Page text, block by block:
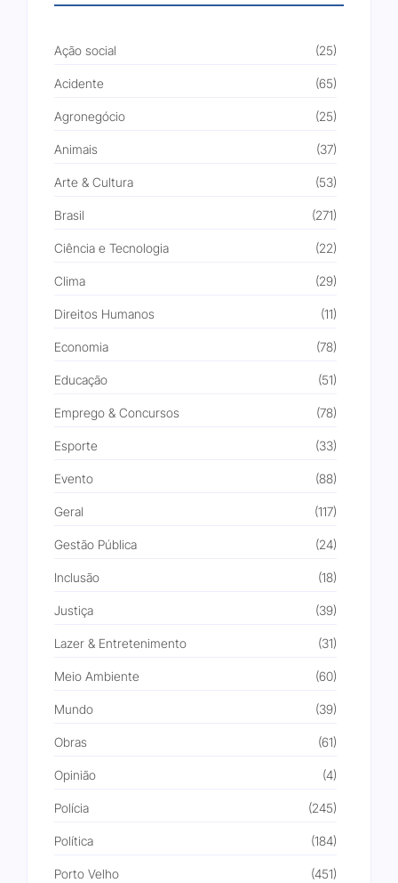
Ação social (25)
Acidente (65)
Agronegócio (25)
Animais (37)
Arte & Cultura (53)
Brasil (271)
Ciência e Tecnologia (22)
Clima (29)
Direitos Humanos (11)
Economia (78)
Educação (51)
Emprego & Concursos (78)
Esporte (33)
Evento (88)
Geral (117)
Gestão Pública (24)
Inclusão (18)
Justiça (39)
Lazer & Entretenimento (31)
Meio Ambiente (60)
Mundo (39)
Obras (61)
Opinião (4)
Polícia (245)
Política (184)
Porto Velho (451)